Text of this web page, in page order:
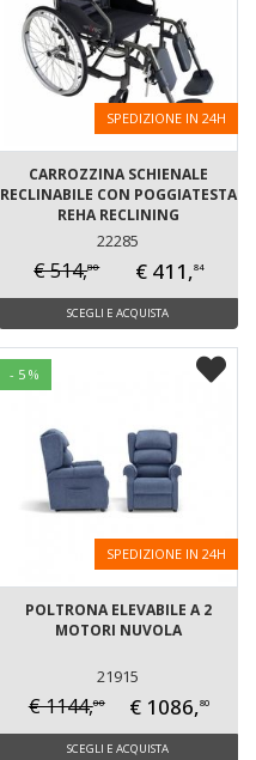
SPEDIZIONE IN 24H
CARROZZINA SCHIENALE
RECLINABILE CON POGGIATESTA
REHA RECLINING
22285
€ 514,80 € 411,84
SCEGLI E ACQUISTA
- 5 %
SPEDIZIONE IN 24H
POLTRONA ELEVABILE A 2
MOTORI NUVOLA
21915
€ 1144,00 € 1086,80
SCEGLI E ACQUISTA